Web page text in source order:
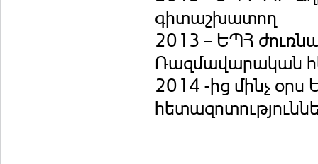
գիտաշխատող
2013 – ԵՊՀ
Ռազմավարական
2014 -ից մինչ